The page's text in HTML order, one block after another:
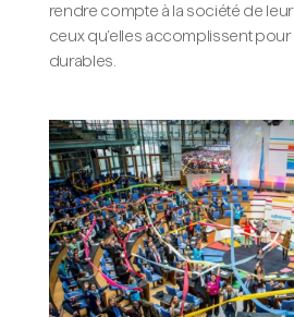
rendre compte à la société de
ceux qu’elles accomplissent
durables.